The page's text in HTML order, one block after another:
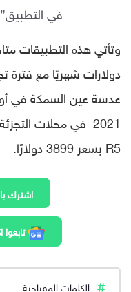
في
دولارات شهريًا مع فترة
عدسة عين السمكة في
R5 بسعر 3899 دولارًا.
اشترك
تابعوا اكسفار عبر google News
الكلمات المفتاحية